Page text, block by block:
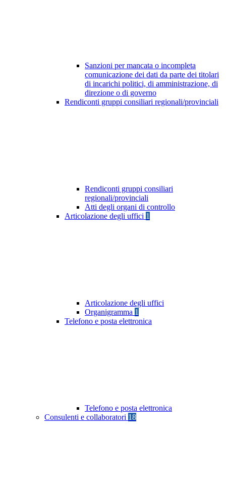
Sanzioni per mancata o incompleta
comunicazione dei dati da parte dei titolari
di incarichi politici, di amministrazione, di
direzione o di governo
Rendiconti gruppi consiliari regionali/provinciali
Rendiconti gruppi consiliari
regionali/provinciali
Atti degli organi di controllo
Articolazione degli uffici 1
Articolazione degli uffici
Organigramma 1
Telefono e posta elettronica
Telefono e posta elettronica
Consulenti e collaboratori 18